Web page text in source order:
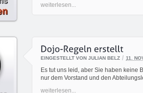
weiterlesen...
EINGESTELLT VON JULIAN BELZ / 11.
Es tut uns leid, aber Sie haben keine
nur dem Vorstand und den
weiterlesen...